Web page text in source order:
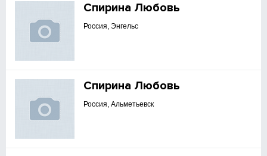
Спирина Любовь
Россия, Энгельс
Спирина Любовь
Россия, Альметьевск